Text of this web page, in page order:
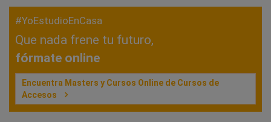
#YoEstudioEnCasa
Que nada frene tu futuro,
fórmate online
Encuentra Masters y Cursos Online de Cursos de
Accesos